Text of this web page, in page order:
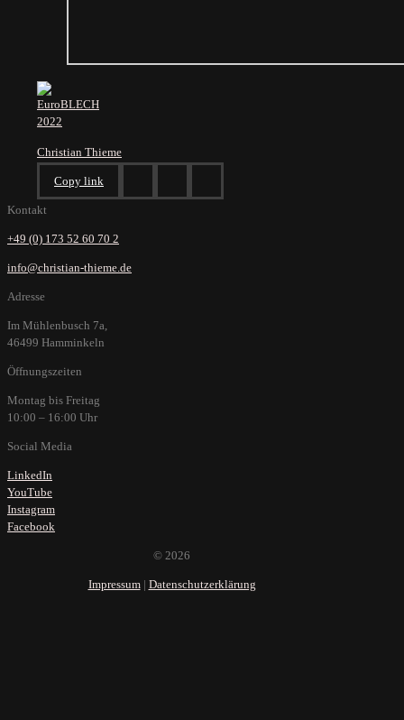
Christian Thieme
Copy link
Kontakt
+49 (0) 173 52 60 70 2
info@christian-thieme.de
Adresse
Im Mühlenbusch 7a,
46499 Hamminkeln
Öffnungszeiten
Montag bis Freitag
10:00 – 16:00 Uhr
Social Media
LinkedIn
YouTube
Instagram
Facebook
© 2026
Impressum| Datenschutzerklärung